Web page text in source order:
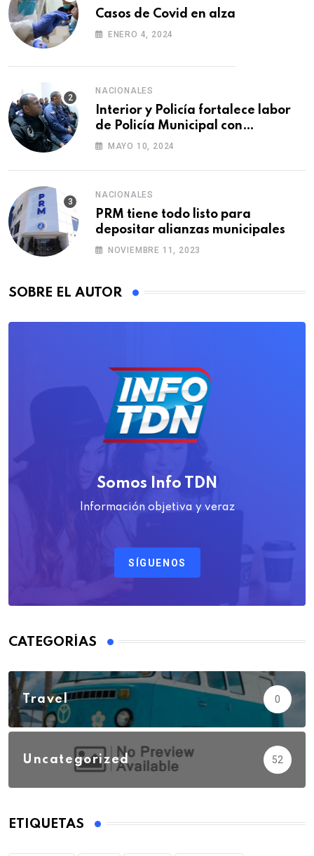
Casos de Covid en alza
ENERO 4, 2024
NACIONALES
Interior y Policía fortalece labor
de Policía Municipal con
formación de agentes
MAYO 10, 2024
NACIONALES
PRM tiene todo listo para
depositar alianzas municipales
NOVIEMBRE 11, 2023
SOBRE EL AUTOR
Somos Info TDN
Información objetiva y veraz
SÍGUENOS
CATEGORÍAS
Travel 0
Uncategorized 52
ETIQUETAS